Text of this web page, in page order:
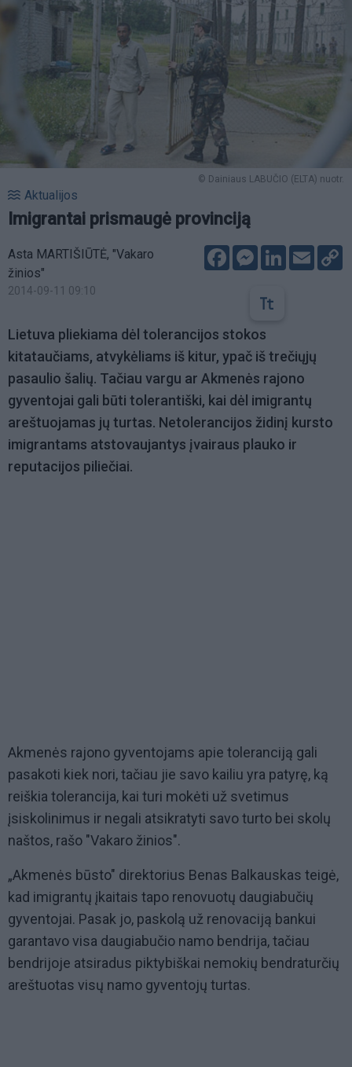
© Dainiaus LABUČIO (ELTA) nuotr.
Aktualijos
Imigrantai prismaugė provinciją
Asta MARTIŠIŪTĖ, "Vakaro
žinios"
2014-09-11 09:10
FacebookMessenger
LinkedIn
Email
Lietuva pliekiama dėl tolerancijos stokos
kitataučiams, atvykėliams iš kitur, ypač iš trečiųjų
pasaulio šalių. Tačiau vargu ar Akmenės rajono
gyventojai gali būti tolerantiški, kai dėl imigrantų
areštuojamas jų turtas. Netolerancijos židinį kursto
imigrantams atstovaujantys įvairaus plauko ir
reputacijos piliečiai.
Akmenės rajono gyventojams apie toleranciją gali
pasakoti kiek nori, tačiau jie savo kailiu yra patyrę, ką
reiškia tolerancija, kai turi mokėti už svetimus
įsiskolinimus ir negali atsikratyti savo turto bei skolų
naštos, rašo "Vakaro žinios".
„Akmenės būsto" direktorius Benas Balkauskas teigė,
kad imigrantų įkaitais tapo renovuotų daugiabučių
gyventojai. Pasak jo, paskolą už renovaciją bankui
garantavo visa daugiabučio namo bendrija, tačiau
bendrijoje atsiradus piktybiškai nemokių bendraturčių
areštuotas visų namo gyventojų turtas.